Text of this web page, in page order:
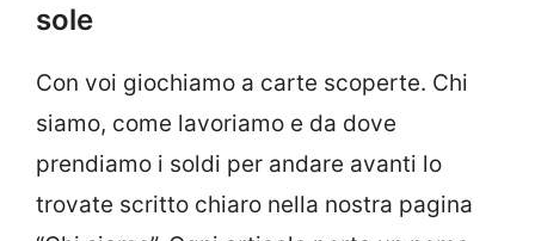
sole
Con voi giochiamo a carte scoperte. Chi
siamo, come lavoriamo e da dove
prendiamo i soldi per andare avanti lo
trovate scritto chiaro nella nostra pagina